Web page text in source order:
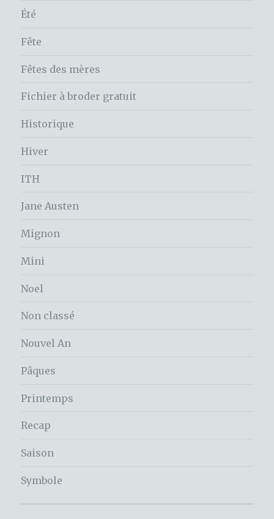
Été
Fête
Fêtes des mères
Fichier à broder gratuit
Historique
Hiver
ITH
Jane Austen
Mignon
Mini
Noel
Non classé
Nouvel An
Pâques
Printemps
Recap
Saison
Symbole